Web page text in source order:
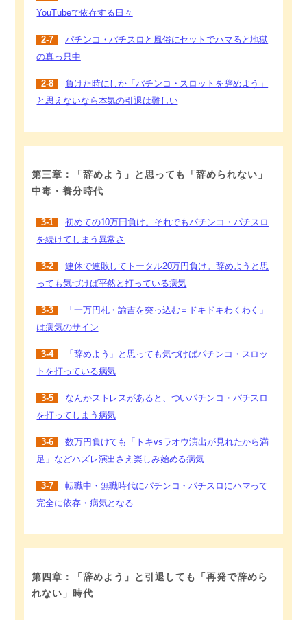
YouTubeで依存する日々
2-7
パチンコ・パチスロと風俗にセットでハマると地獄
の真っ只中
2-8
負けた時にしか「パチンコ・スロットを辞めよう」
と思えないなら本気の引退は難しい
第三章：「辞めよう」と思っても「辞められない」
中毒・養分時代
3-1
初めての10万円負け。それでもパチンコ・パチスロ
を続けてしまう異常さ
3-2
連休で連敗してトータル20万円負け。辞めようと思
っても気づけば平然と打っている病気
3-3
「一万円札・諭吉を突っ込む＝ドキドキわくわく」
は病気のサイン
3-4
「辞めよう」と思っても気づけばパチンコ・スロッ
トを打っている病気
3-5
なんかストレスがあると、ついパチンコ・パチスロ
を打ってしまう病気
3-6
数万円負けても「トキvsラオウ演出が見れたから満
足」などハズレ演出さえ楽しみ始める病気
3-7
転職中・無職時代にパチンコ・パチスロにハマって
完全に依存・病気となる
第四章：「辞めよう」と引退しても「再発で辞めら
れない」時代